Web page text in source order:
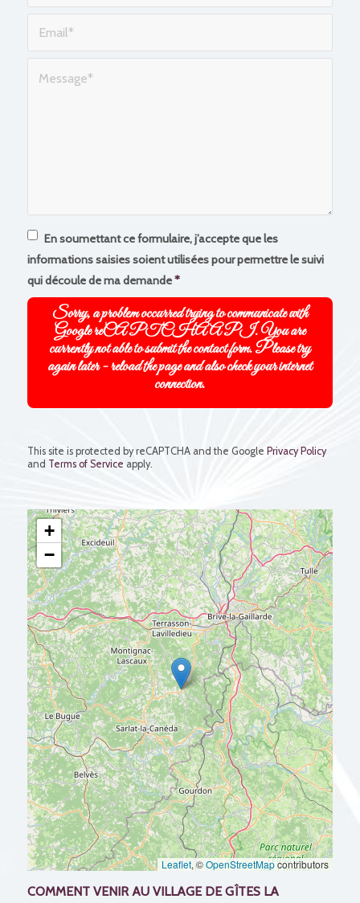
En soumettant ce formulaire, j’accepte que les
informations saisies soient utilisées pour permettre le suivi
qui découle de ma demande*
Sorry, a problem occurred trying to communicate with
Google reCAPTCHA API. You are
currently not able to submit the contact form. Please try
again later - reload the page and also check your internet
connection.
This site is protected by reCAPTCHA and the Google Privacy Policy
and Terms of Service apply.
+
−
Leaflet, ©OpenStreetMapcontributors
COMMENT VENIR AU VILLAGE DE GÎTES LA